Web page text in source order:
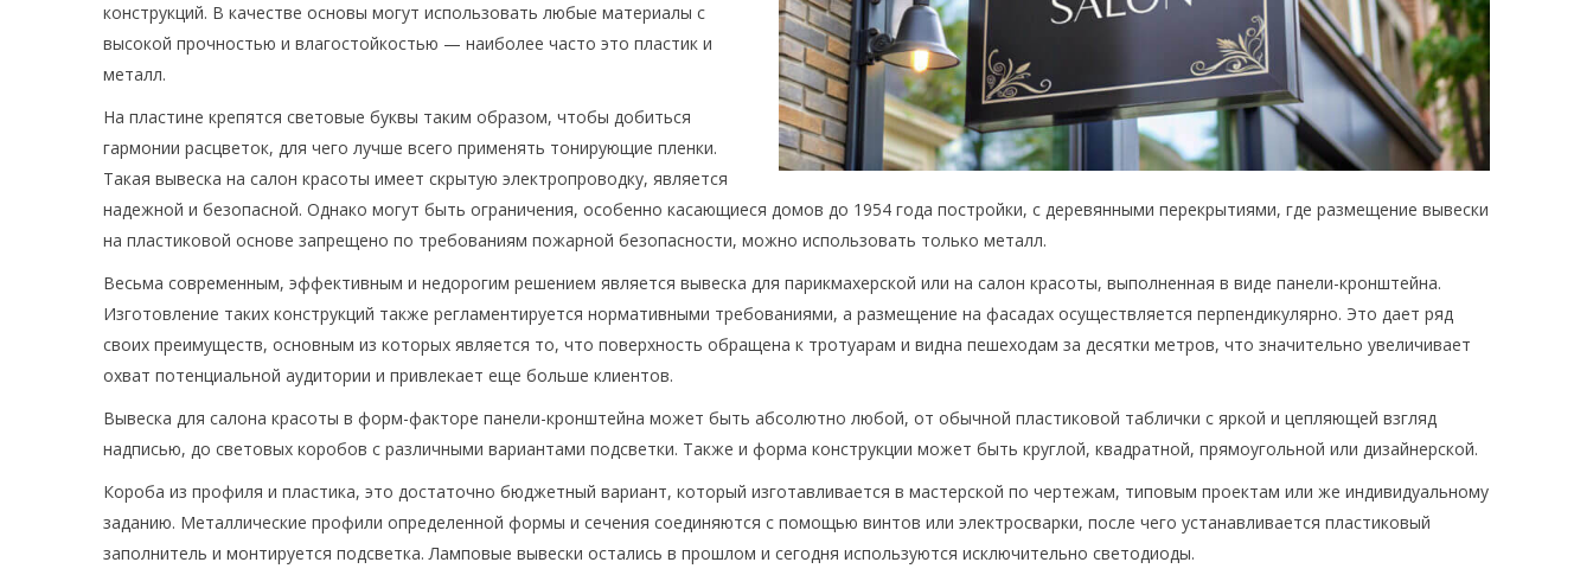
конструкций. В качестве основы могут использовать любые материалы с
высокой прочностью и влагостойкостью — наиболее часто это пластик и
металл.
На пластине крепятся световые буквы таким образом, чтобы добиться
гармонии расцветок, для чего лучше всего применять тонирующие пленки.
Такая вывеска на салон красоты имеет скрытую электропроводку, является
надежной и безопасной. Однако могут быть ограничения, особенно касающиеся домов до 1954 года постройки, с деревянными перекрытиями, где размещение вывески
на пластиковой основе запрещено по требованиям пожарной безопасности, можно использовать только металл.
Весьма современным, эффективным и недорогим решением является вывеска для парикмахерской или на салон красоты, выполненная в виде панели-кронштейна.
Изготовление таких конструкций также регламентируется нормативными требованиями, а размещение на фасадах осуществляется перпендикулярно. Это дает ряд
своих преимуществ, основным из которых является то, что поверхность обращена к тротуарам и видна пешеходам за десятки метров, что значительно увеличивает
охват потенциальной аудитории и привлекает еще больше клиентов.
Вывеска для салона красоты в форм-факторе панели-кронштейна может быть абсолютно любой, от обычной пластиковой таблички с яркой и цепляющей взгляд
надписью, до световых коробов с различными вариантами подсветки. Также и форма конструкции может быть круглой, квадратной, прямоугольной или дизайнерской.
Короба из профиля и пластика, это достаточно бюджетный вариант, который изготавливается в мастерской по чертежам, типовым проектам или же индивидуальному
заданию. Металлические профили определенной формы и сечения соединяются с помощью винтов или электросварки, после чего устанавливается пластиковый
заполнитель и монтируется подсветка. Ламповые вывески остались в прошлом и сегодня используются исключительно светодиоды.